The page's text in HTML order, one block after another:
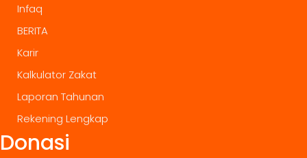
Infaq
BERITA
Karir
Kalkulator Zakat
Laporan Tahunan
Rekening Lengkap
Donasi